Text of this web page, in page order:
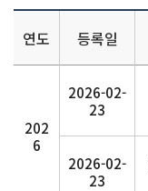
연도 등록일
202
6
2026-02-
23
2026-02-
23